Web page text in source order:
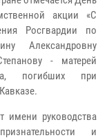
акции «С
Росгвардии по
Александровну
- матерей
погибших при
имени руководства
и